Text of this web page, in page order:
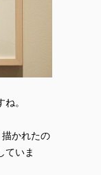
。
かれたの
ていま